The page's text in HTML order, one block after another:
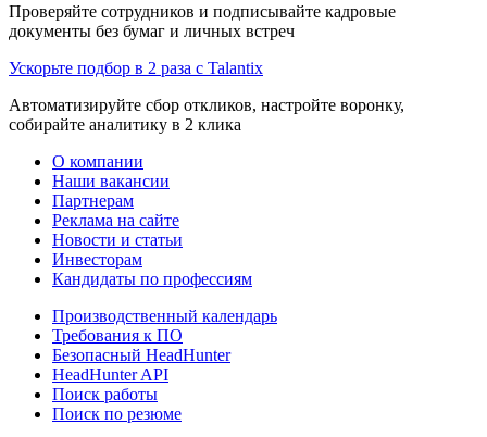
Проверяйте сотрудников и подписывайте кадровые
документы без бумаг и личных встреч
Ускорьте подбор в 2 раза с Talantix
Автоматизируйте сбор откликов, настройте воронку,
собирайте аналитику в 2 клика
О компании
Наши вакансии
Партнерам
Реклама на сайте
Новости и статьи
Инвесторам
Кандидаты по профессиям
Производственный календарь
Требования к ПО
Безопасный HeadHunter
HeadHunter API
Поиск работы
Поиск по резюме